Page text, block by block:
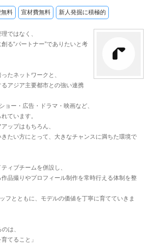
無料 宣材費無料 新人発掘に積極的
ではなく、
る“パートナー”でありたいと考
たネットワークと、
アジア主要都市との強い連携
ョー・広告・ドラマ・映画など、
ています。
ップはもちろん、
たい方にとって、大きなチャンスに満ちた環境で
ィブチームを併設し、
品撮りやプロフィール制作を常時行える体制を整
フとともに、モデルの価値を丁寧に育てていきま
は、
てること」